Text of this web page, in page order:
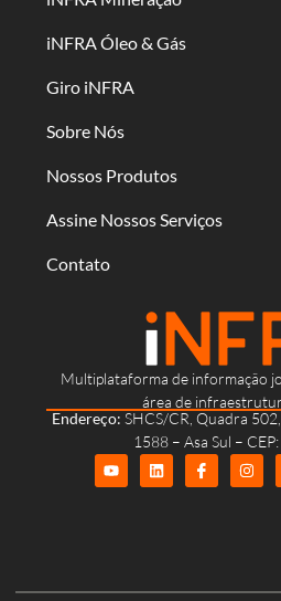
Multiplataforma de informação
área de
Endereço: SHCS/CR, Quadra
1588 – Asa Sul –
iNFRA Óleo & Gás
Giro iNFRA
Sobre Nós
Nossos Produtos
Assine Nossos Serviços
Contato